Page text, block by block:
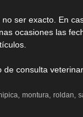
ser exacto. En
ocasiones las
consulta
montura roldan